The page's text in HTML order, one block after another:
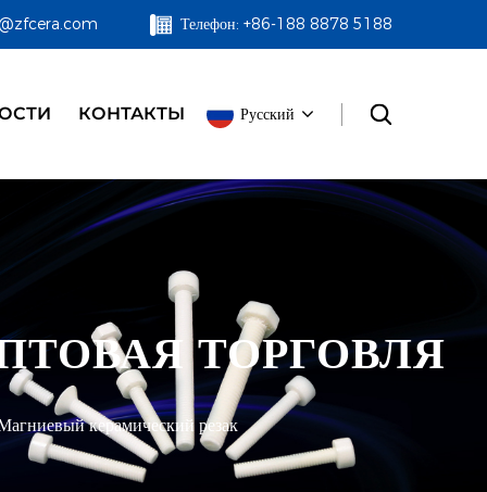
Телефон: +86-188 8878 5188
КОНТАКТЫ Русский
ТОРГОВЛЯ
керамический резак